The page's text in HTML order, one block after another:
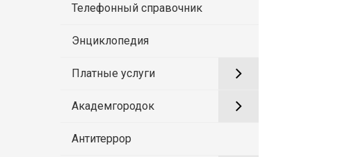
Телефонный справочник
Энциклопедия
Платные услуги
Академгородок
Антитеррор